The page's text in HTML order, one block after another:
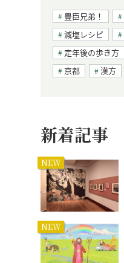
豊臣兄弟！
減塩レシピ
定年後の歩き方
京都
漢方
新着記事
NEW
NEW